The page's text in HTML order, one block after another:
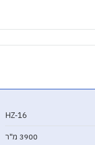
HZ-16
3900 מ"ר